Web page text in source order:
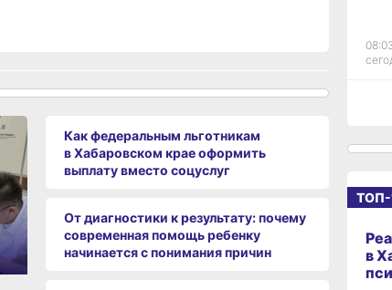
Как федеральным льготникам
в Хабаровском крае оформить
выплату вместо соцуслуг
От диагностики к результату: почему
современная помощь ребенку
начинается с понимания причин
ТОП-
в